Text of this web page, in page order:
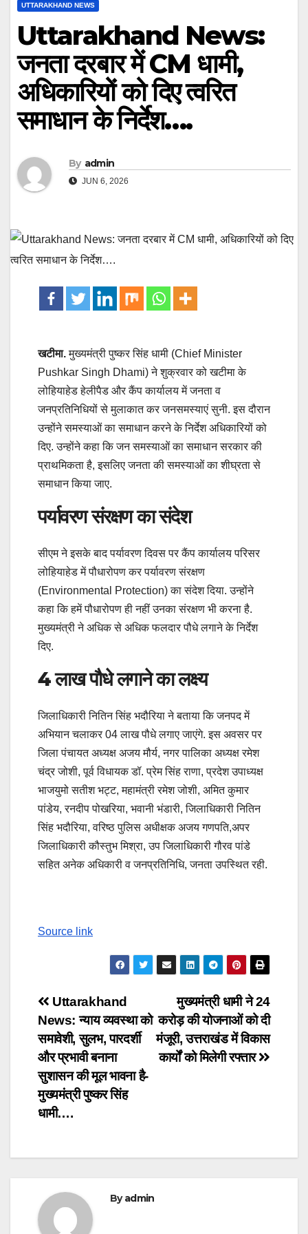
UTTARAKHAND NEWS
Uttarakhand News:
जनता दरबार में CM धामी,
अधिकारियों को दिए त्वरित
समाधान के निर्देश….
By admin
JUN 6, 2026
खटीमा.मुख्यमंत्री पुष्कर सिंह धामी (Chief Minister
Pushkar Singh Dhami) ने शुक्रवार को खटीमा के
लोहियाहेड हेलीपैड और कैंप कार्यालय में जनता व
जनप्रतिनिधियों से मुलाकात कर जनसमस्याएं सुनी. इस दौरान
उन्होंने समस्याओं का समाधान करने के निर्देश अधिकारियों को
दिए. उन्होंने कहा कि जन समस्याओं का समाधान सरकार की
प्राथमिकता है, इसलिए जनता की समस्याओं का शीघ्रता से
समाधान किया जाए.
पर्यावरण संरक्षण का संदेश
सीएम ने इसके बाद पर्यावरण दिवस पर कैंप कार्यालय परिसर
लोहियाहेड में पौधारोपण कर पर्यावरण संरक्षण
(Environmental Protection) का संदेश दिया. उन्होंने
कहा कि हमें पौधारोपण ही नहीं उनका संरक्षण भी करना है.
मुख्यमंत्री ने अधिक से अधिक फलदार पौधे लगाने के निर्देश
दिए.
4 लाख पौधे लगाने का लक्ष्य
जिलाधिकारी नितिन सिंह भदौरिया ने बताया कि जनपद में
अभियान चलाकर 04 लाख पौधे लगाए जाएंगे. इस अवसर पर
जिला पंचायत अध्यक्ष अजय मौर्य, नगर पालिका अध्यक्ष रमेश
चंद्र जोशी, पूर्व विधायक डॉ. प्रेम सिंह राणा, प्रदेश उपाध्यक्ष
भाजयुमो सतीश भट्ट, महामंत्री रमेश जोशी, अमित कुमार
पांडेय, रनदीप पोखरिया, भवानी भंडारी, जिलाधिकारी नितिन
सिंह भदौरिया, वरिष्ठ पुलिस अधीक्षक अजय गणपति,अपर
जिलाधिकारी कौस्तुभ मिश्रा, उप जिलाधिकारी गौरव पांडे
सहित अनेक अधिकारी व जनप्रतिनिधि, जनता उपस्थित रही.
Source link
Post
navigation
मुख्यमंत्री धामी ने 24
करोड़ की योजनाओं को दी
मंजूरी, उत्तराखंड में विकास
कार्यों को मिलेगी रफ्तार
Uttarakhand
News: न्याय व्यवस्था को
समावेशी, सुलभ, पारदर्शी
और प्रभावी बनाना
सुशासन की मूल भावना है-
मुख्यमंत्री पुष्कर सिंह
धामी….
Byadmin